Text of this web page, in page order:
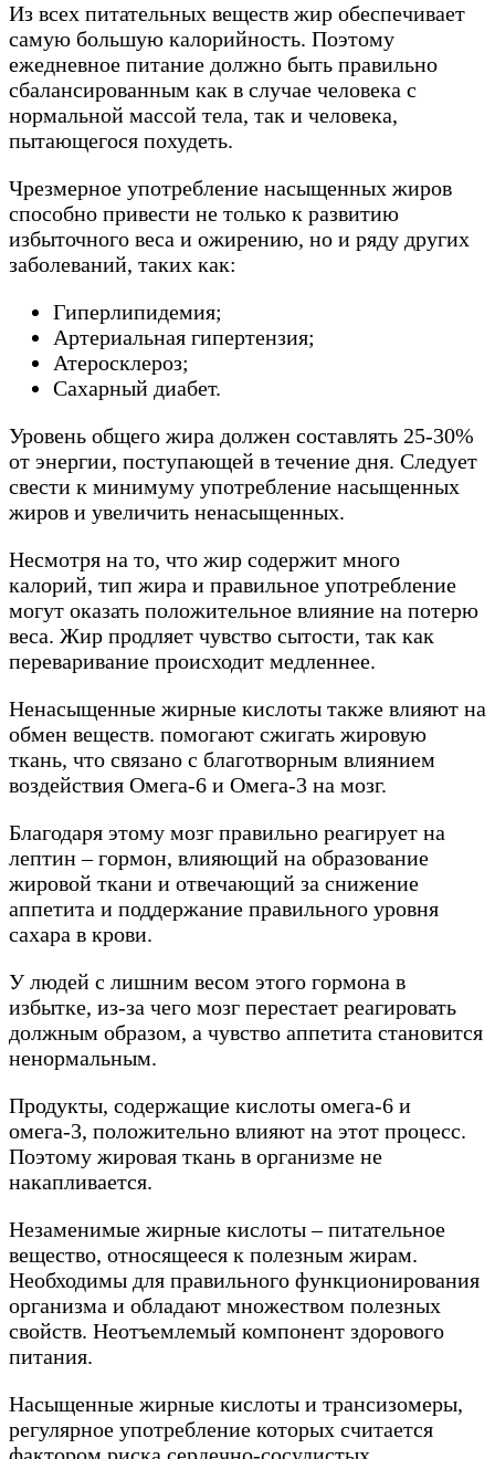
Из всех питательных веществ жир обеспечивает
самую большую калорийность. Поэтому
ежедневное питание должно быть правильно
сбалансированным как в случае человека с
нормальной массой тела, так и человека,
пытающегося похудеть.
Чрезмерное употребление насыщенных жиров
способно привести не только к развитию
избыточного веса и ожирению, но и ряду других
заболеваний, таких как:
Гиперлипидемия;
Артериальная гипертензия;
Атеросклероз;
Сахарный диабет.
Уровень общего жира должен составлять 25-30%
от энергии, поступающей в течение дня. Следует
свести к минимуму употребление насыщенных
жиров и увеличить ненасыщенных.
Несмотря на то, что жир содержит много
калорий, тип жира и правильное употребление
могут оказать положительное влияние на потерю
веса. Жир продляет чувство сытости, так как
переваривание происходит медленнее.
Ненасыщенные жирные кислоты также влияют на
обмен веществ. помогают сжигать жировую
ткань, что связано с благотворным влиянием
воздействия Омега-6 и Омега-3 на мозг.
Благодаря этому мозг правильно реагирует на
лептин – гормон, влияющий на образование
жировой ткани и отвечающий за снижение
аппетита и поддержание правильного уровня
сахара в крови.
У людей с лишним весом этого гормона в
избытке, из-за чего мозг перестает реагировать
должным образом, а чувство аппетита становится
ненормальным.
Продукты, содержащие кислоты омега-6 и
омега-3, положительно влияют на этот процесс.
Поэтому жировая ткань в организме не
накапливается.
Незаменимые жирные кислоты – питательное
вещество, относящееся к полезным жирам.
Необходимы для правильного функционирования
организма и обладают множеством полезных
свойств. Неотъемлемый компонент здорового
питания.
Насыщенные жирные кислоты и трансизомеры,
регулярное употребление которых считается